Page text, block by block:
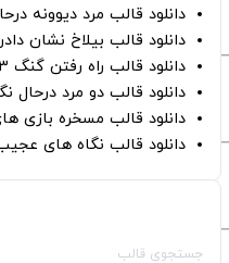
دانلود قالب مرد دیوونه
دانلود قالب بیلاخ نشان
دانلود قالب راه رفتن گنگ ۳ شخصیت(پرده سبز)
دانلود قالب دو مرد درحال
دانلود قالب مسخره بازی
دانلود قالب نگاه های
جستجوی قالب